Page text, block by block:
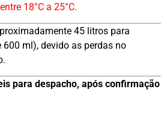
18°C a 25°C.
45 litros para
ml), devido as perdas no
para despacho, após confirmação